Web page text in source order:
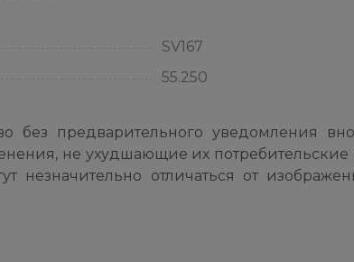
SV167
55.250
без предварительного уведомления
не ухудшающие их
незначительно отличаться от